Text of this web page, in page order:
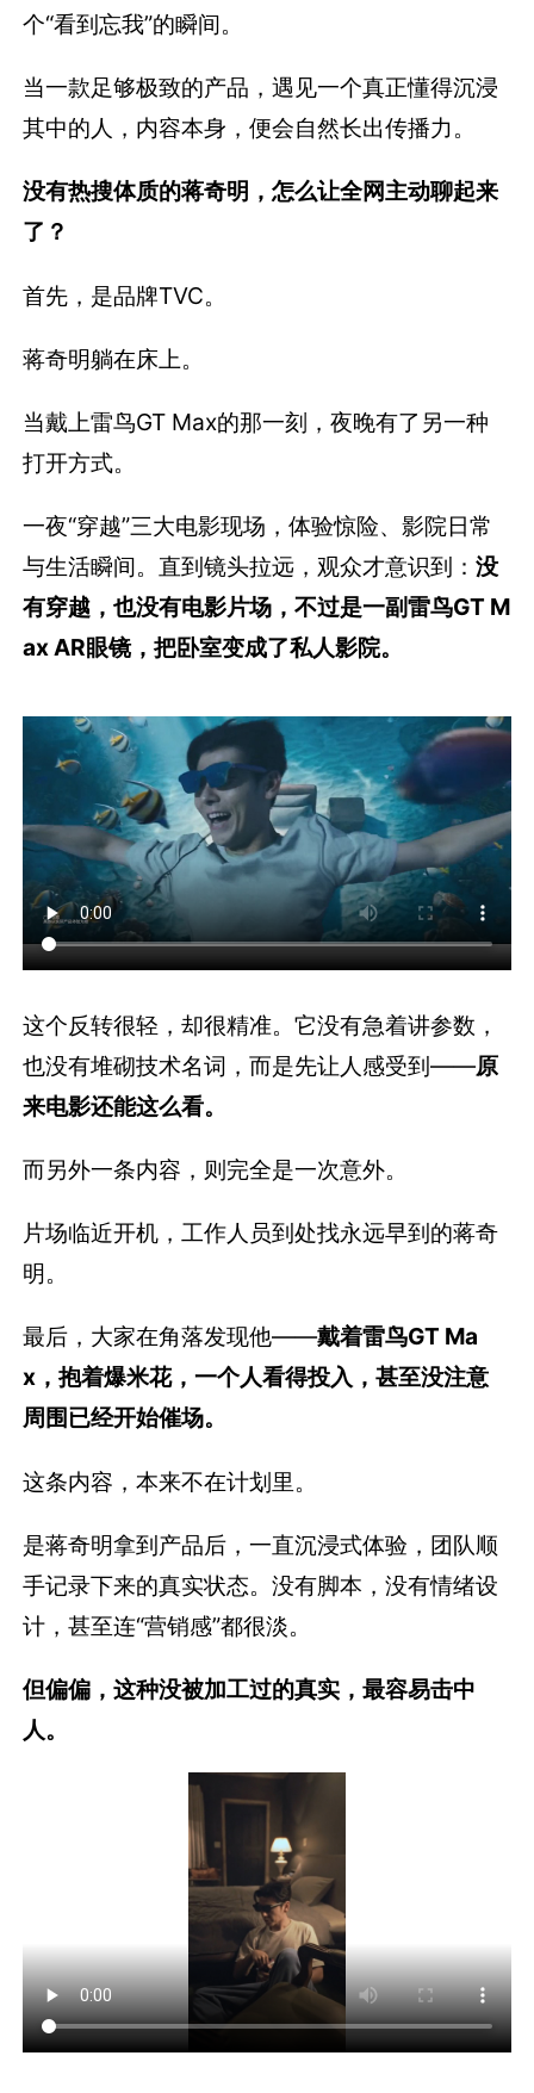
个“看到忘我”的瞬间。
当一款足够极致的产品，遇见一个真正懂得沉浸
其中的人，内容本身，便会自然长出传播力。
没有热搜体质的蒋奇明，怎么让全网主动聊起来
了？
首先，是品牌TVC。
蒋奇明躺在床上。
当戴上雷鸟GT Max的那一刻，夜晚有了另一种
打开方式。
一夜“穿越”三大电影现场，体验惊险、影院日常
与生活瞬间。直到镜头拉远，观众才意识到：没
有穿越，也没有电影片场，不过是一副雷鸟GT M
ax AR眼镜，把卧室变成了私人影院。
这个反转很轻，却很精准。它没有急着讲参数，
也没有堆砌技术名词，而是先让人感受到——原
来电影还能这么看。
而另外一条内容，则完全是一次意外。
片场临近开机，工作人员到处找永远早到的蒋奇
明。
最后，大家在角落发现他——戴着雷鸟GT Ma
x，抱着爆米花，一个人看得投入，甚至没注意
周围已经开始催场。
这条内容，本来不在计划里。
是蒋奇明拿到产品后，一直沉浸式体验，团队顺
手记录下来的真实状态。没有脚本，没有情绪设
计，甚至连“营销感”都很淡。
但偏偏，这种没被加工过的真实，最容易击中
人。